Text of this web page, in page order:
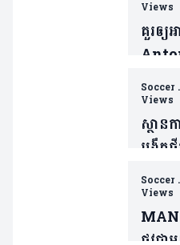
ថ្នូរទិ
Views
គួរឲ្
UTD
ទង្វើមិ
Soccer.
Views
ស្ថា
បង្វឹក
មួយនេះ
Soccer.
Views
MAN